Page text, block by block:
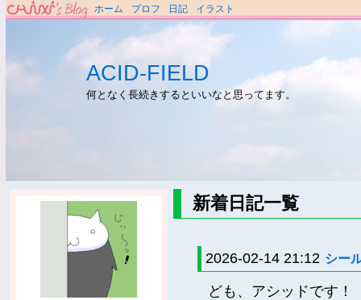
ホーム プロフ 日記 イラスト
ACID-FIELD
何となく長続きするといいなと思ってます。
新着日記一覧
2026-02-14 21:12 シー
ども、アシッドです！